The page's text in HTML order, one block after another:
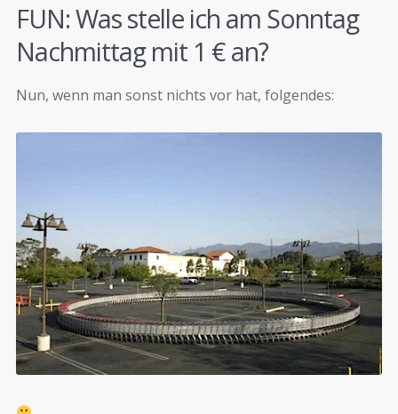
FUN: Was stelle ich am Sonntag
Nachmittag mit 1 € an?
Nun, wenn man sonst nichts vor hat, folgendes: